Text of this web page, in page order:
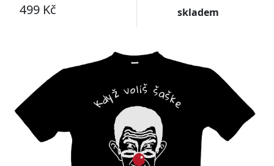
499 Kč skladem